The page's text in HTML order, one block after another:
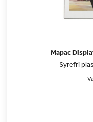
Mapac
Syrefri